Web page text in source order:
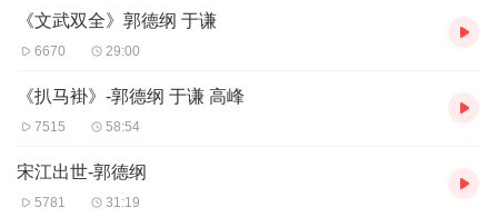
《文武双全》郭德纲 于谦
6670 29:00
《扒马褂》-郭德纲 于谦 高峰
7515 58:54
宋江出世-郭德纲
5781 31:19